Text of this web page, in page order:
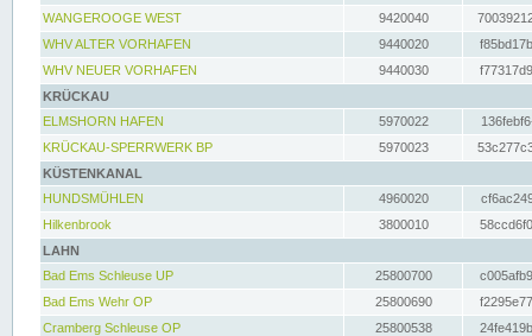
WANGEROOGE WEST
9420040
WHV ALTER VORHAFEN
9440020
WHV NEUER VORHAFEN
9440030
KRÜCKAU
ELMSHORN HAFEN
5970022
KRÜCKAU-SPERRWERK BP
5970023
KÜSTENKANAL
HUNDSMÜHLEN
4960020
Hilkenbrook
3800010
LAHN
Bad Ems Schleuse UP
25800700
Bad Ems Wehr OP
25800690
Cramberg Schleuse OP
25800538